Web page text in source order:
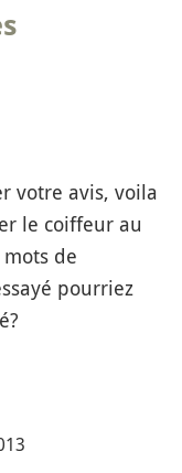
votre avis, voila
le coiffeur au
de
pourriez